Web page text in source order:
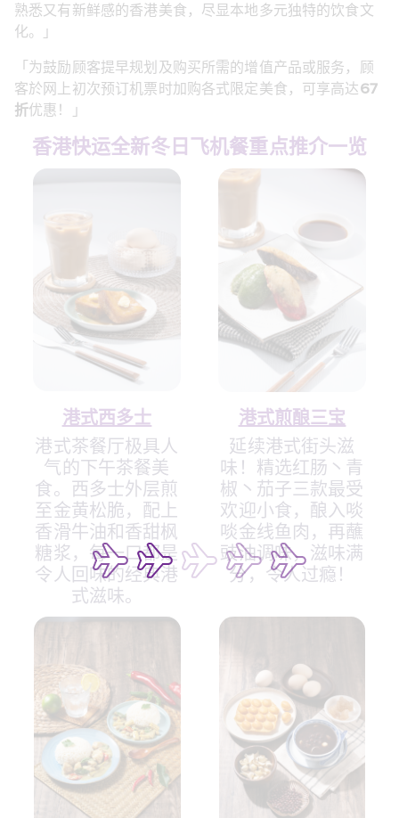
熟悉又有新鲜感的香港美食，尽显本地多元独特的饮食文
化。」
「为鼓励顾客提早规划及购买所需的增值产品或服务，顾
客於网上初次预订机票时加购各式限定美食，可享高达67
折优惠！」
香港快运全新冬日飞机餐重点推介一览
港式西多士
港式茶餐厅极具人
气的下午茶餐美
食。西多士外层煎
至金黄松脆，配上
香滑牛油和香甜枫
糖浆，每一口都是
令人回味的经典港
式滋味。
港式煎酿三宝
延续港式街头滋
味！精选红肠丶青
椒丶茄子三款最受
欢迎小食，酿入啖
啖金线鱼肉，再蘸
豉油调味，滋味满
分，令人过瘾！